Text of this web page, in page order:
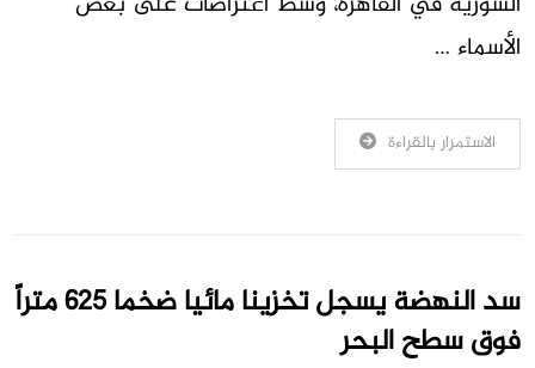
الأسماء …
الاستمرار بالقراءة
سد النهضة يسجل تخزينا مائيا ضخما 625 متراً
فوق سطح البحر